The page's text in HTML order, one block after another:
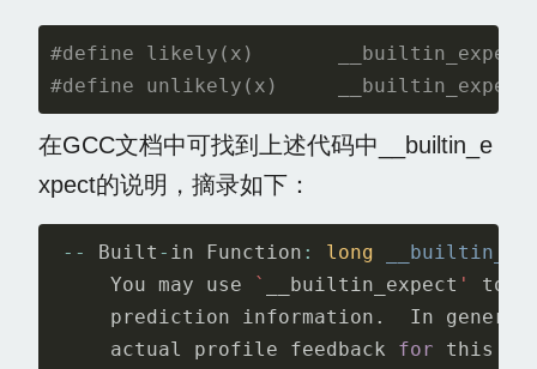
#define likely(x)
#define unlikely(x)
在GCC文档中可找到上述代码中__builtin_e
xpect的说明，摘录如下：
-- Built - in Function : long
You
may use ` __builtin_expect ' to
prediction
information . In general
actual
profile feedback for this